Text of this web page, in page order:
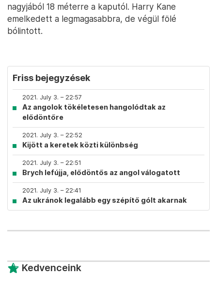
nagyjából 18 méterre a kaputól. Harry Kane
emelkedett a legmagasabbra, de végül fölé
bólintott.
Friss bejegyzések
2021. July 3. – 22:57
Az angolok tökéletesen hangolódtak az
elődöntőre
2021. July 3. – 22:52
Kijött a keretek közti különbség
2021. July 3. – 22:51
Brych lefújja, elődöntős az angol válogatott
2021. July 3. – 22:41
Az ukránok legalább egy szépítő gólt akarnak
Kedvenceink